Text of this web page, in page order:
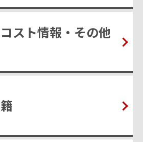
スト情報・その他